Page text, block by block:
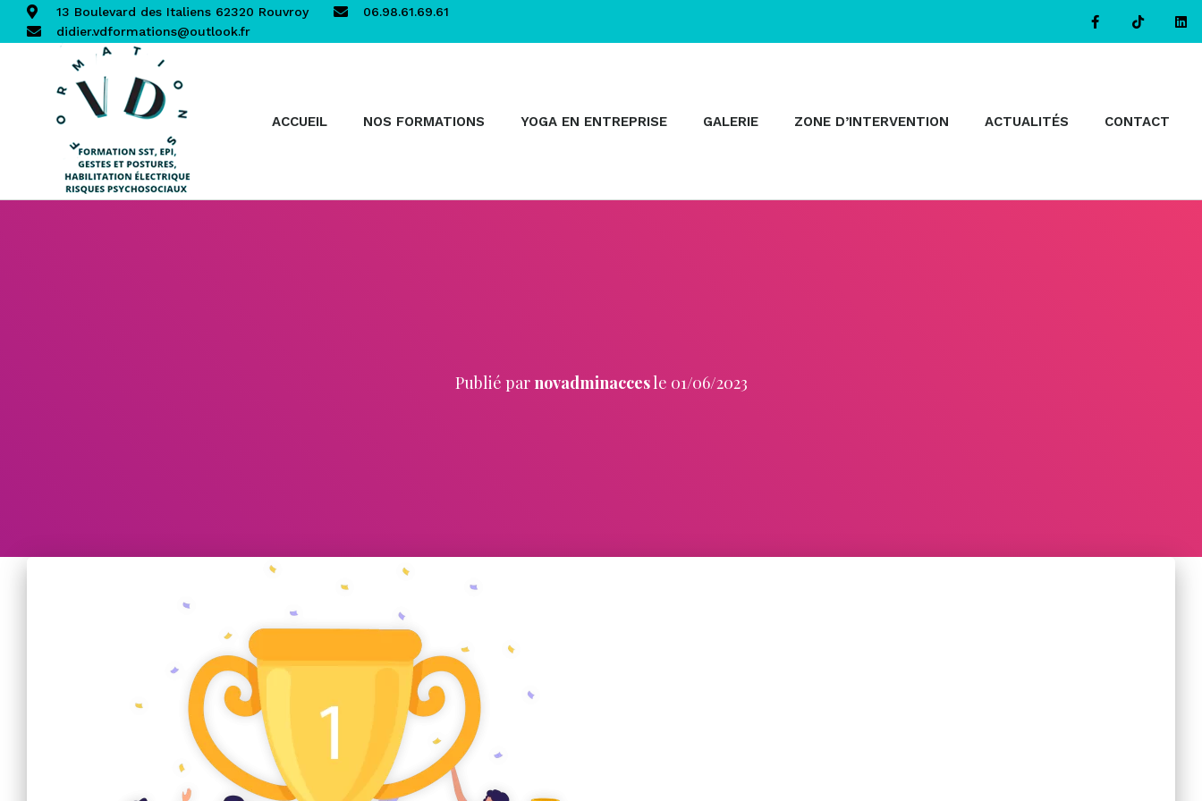
13 Boulevard des Italiens 62320 Rouvroy
06.98.61.69.61
didier.vdformations@outlook.fr
ACCUEIL NOS FORMATIONS YOGA EN ENTREPRISE GALERIE ZONE D’INTERVENTION ACTUALITÉS CONTACT
Publié par novadminaccesle 01/06/2023